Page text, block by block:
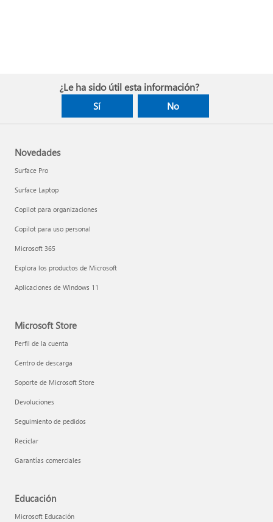
¿Le ha sido útil esta información?
Sí No
Novedades
Surface Pro
Surface Laptop
Copilot para organizaciones
Copilot para uso personal
Microsoft 365
Explora los productos de Microsoft
Aplicaciones de Windows 11
Microsoft Store
Perfil de la cuenta
Centro de descarga
Soporte de Microsoft Store
Devoluciones
Seguimiento de pedidos
Reciclar
Garantías comerciales
Educación
Microsoft Educación